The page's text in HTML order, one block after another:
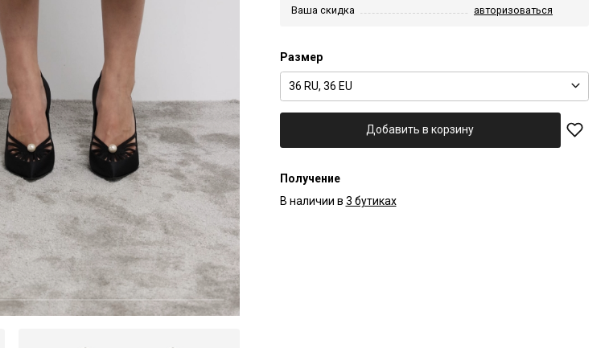
Ваша скидка
авторизоваться
Размер
36 RU, 36 EU
Добавить в корзину
Получение
В наличии в 3 бутиках